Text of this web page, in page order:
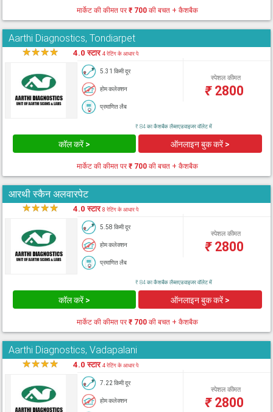
मार्केट की कीमत पर₹ 700की बचत + कैशबैक
Aarthi Diagnostics, Tondiarpet
★★★★ 4.0 स्टार4 रेटिंग के आधार पे
5.31 किमी दूर
होम कलेक्शन
प्रमाणित लैब
स्पेशल कीमत
₹2800
₹ 84 का कैशबैक लैब्सएडवाइजर वॉलेट में
कॉल करें > ऑनलाइन बुक करें >
मार्केट की कीमत पर₹ 700की बचत + कैशबैक
आरथी स्कैन अलवारपेट
★★★★ 4.0 स्टार8 रेटिंग के आधार पे
5.58 किमी दूर
होम कलेक्शन
प्रमाणित लैब
स्पेशल कीमत
₹2800
₹ 84 का कैशबैक लैब्सएडवाइजर वॉलेट में
कॉल करें > ऑनलाइन बुक करें >
मार्केट की कीमत पर₹ 700की बचत + कैशबैक
Aarthi Diagnostics, Vadapalani
★★★★ 4.0 स्टार4 रेटिंग के आधार पे
7.22 किमी दूर
होम कलेक्शन
स्पेशल कीमत
₹2800